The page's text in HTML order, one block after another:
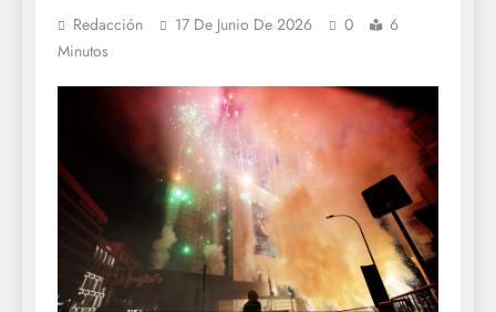
Redacción 17 De Junio De 2026 0
6
Minutos